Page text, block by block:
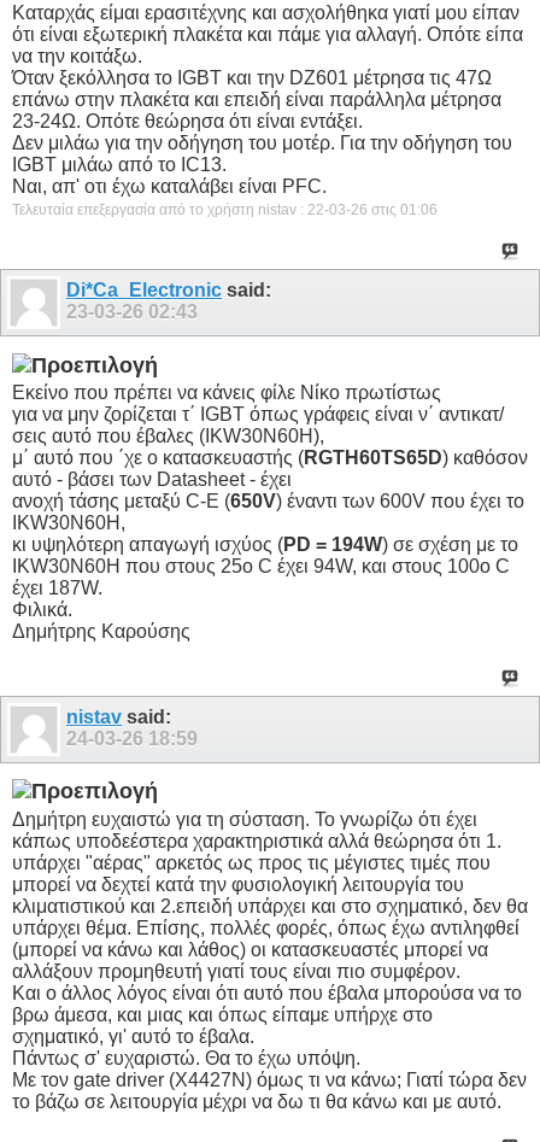
Καταρχάς είμαι ερασιτέχνης και ασχολήθηκα γιατί μου είπαν
ότι είναι εξωτερική πλακέτα και πάμε για αλλαγή. Οπότε είπα
να την κοιτάξω.
Όταν ξεκόλλησα το IGBT και την DZ601 μέτρησα τις 47Ω
επάνω στην πλακέτα και επειδή είναι παράλληλα μέτρησα
23-24Ω. Οπότε θεώρησα ότι είναι εντάξει.
Δεν μιλάω για την οδήγηση του μοτέρ. Για την οδήγηση του
IGBT μιλάω από το IC13.
Nαι, απ' οτι έχω καταλάβει είναι PFC.
Τελευταία επεξεργασία από το χρήστη nistav : 22-03-26 στις 01:06
Di*Ca_Electronic said:
23-03-26 02:43
Εκείνο που πρέπει να κάνεις φίλε Νίκο πρωτίστως
για να μην ζορίζεται τ΄ IGBT όπως γράφεις είναι ν΄ αντικατ/
σεις αυτό που έβαλες (IKW30N60H),
μ΄ αυτό που ΄χε ο κατασκευαστής (RGTH60TS65D) καθόσον
αυτό - βάσει των Datasheet - έχει
ανοχή τάσης μεταξύ C-E (650V) έναντι των 600V που έχει το
IKW30N60H,
κι υψηλότερη απαγωγή ισχύος (PD = 194W) σε σχέση με το
IKW30N60H που στους 25ο C έχει 94W, και στους 100ο C
έχει 187W.
Φιλικά.
Δημήτρης Καρούσης
nistav said:
24-03-26 18:59
Δημήτρη ευχαιστώ για τη σύσταση. Το γνωρίζω ότι έχει
κάπως υποδεέστερα χαρακτηριστικά αλλά θεώρησα ότι 1.
υπάρχει "αέρας" αρκετός ως προς τις μέγιστες τιμές που
μπορεί να δεχτεί κατά την φυσιολογική λειτουργία του
κλιματιστικού και 2.επειδή υπάρχει και στο σχηματικό, δεν θα
υπάρχει θέμα. Επίσης, πολλές φορές, όπως έχω αντιληφθεί
(μπορεί να κάνω και λάθος) οι κατασκευαστές μπορεί να
αλλάξουν προμηθευτή γιατί τους είναι πιο συμφέρον.
Και ο άλλος λόγος είναι ότι αυτό που έβαλα μπορούσα να το
βρω άμεσα, και μιας και όπως είπαμε υπήρχε στο
σχηματικό, γι' αυτό το έβαλα.
Πάντως σ' ευχαριστώ. Θα το έχω υπόψη.
Με τον gate driver (X4427N) όμως τι να κάνω; Γιατί τώρα δεν
το βάζω σε λειτουργία μέχρι να δω τι θα κάνω και με αυτό.